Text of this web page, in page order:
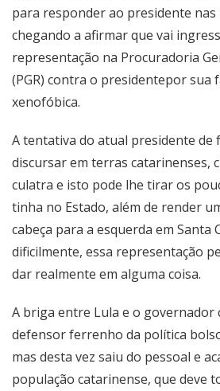
para responder ao presidente nas
chegando a afirmar que vai
representação na Procuradoria
(PGR) contra o presidentepor sua
xenofóbica.
A tentativa do atual presidente de
discursar em terras catarinenses,
culatra e isto pode lhe tirar os
tinha no Estado, além de render
cabeça para a esquerda em Santa
dificilmente, essa representação
dar realmente em alguma coisa.
A briga entre Lula e o governador
defensor ferrenho da política
mas desta vez saiu do pessoal e
população catarinense, que deve